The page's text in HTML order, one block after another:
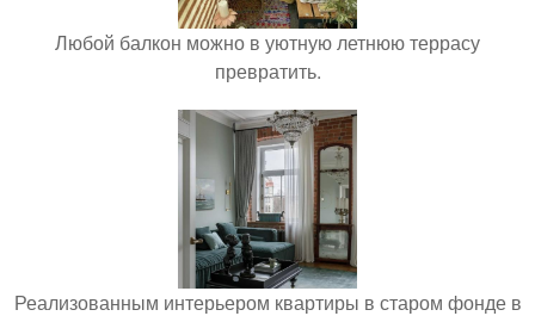
Любой балкон можно в уютную летнюю террасу
превратить.
Реализованным интерьером квартиры в старом фонде в